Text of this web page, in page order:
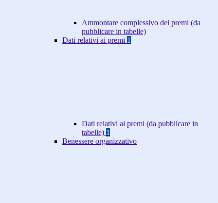
Ammontare complessivo dei premi (da
pubblicare in tabelle)
Dati relativi ai premi 1
Dati relativi ai premi (da pubblicare in
tabelle) 1
Benessere organizzativo